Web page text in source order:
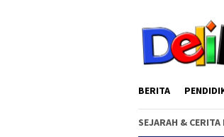
BERITA
SEJARAH & CERITA